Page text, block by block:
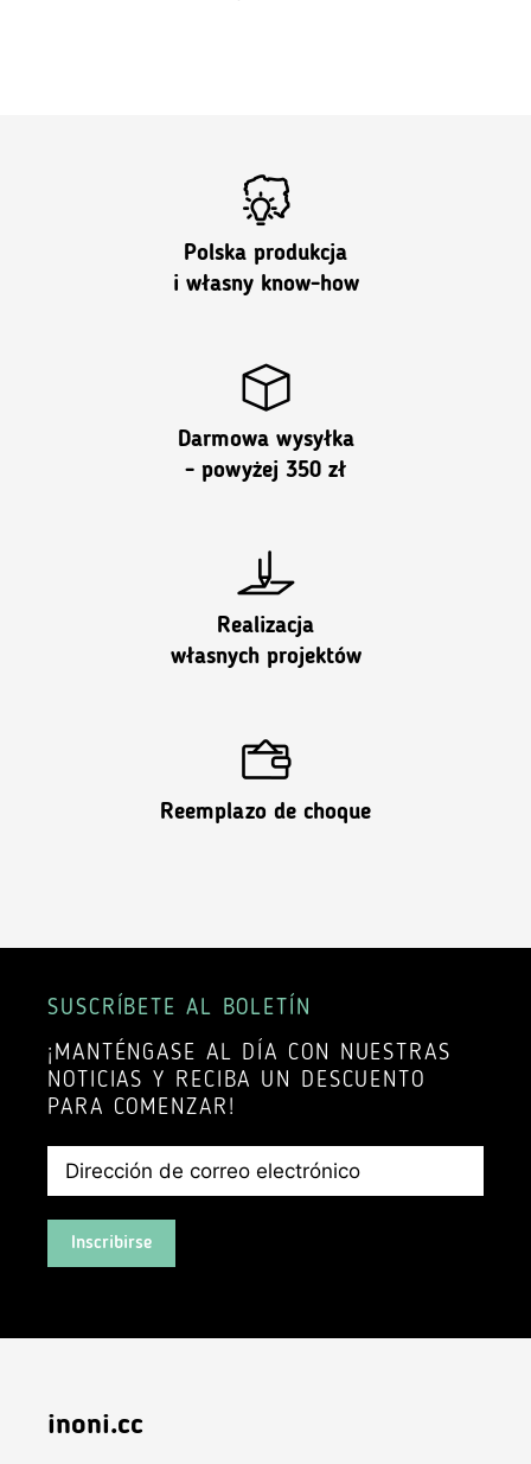
Polska produkcja
i własny know-how
Darmowa wysyłka
- powyżej 350 zł
Realizacja
własnych projektów
Reemplazo de choque
SUSCRÍBETE AL BOLETÍN
¡MANTÉNGASE AL DÍA CON NUESTRAS
NOTICIAS Y RECIBA UN DESCUENTO
PARA COMENZAR!
Inscribirse
inoni.cc